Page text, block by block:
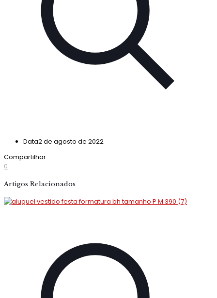
Data2 de agosto de 2022
Compartilhar
0
Artigos Relacionados